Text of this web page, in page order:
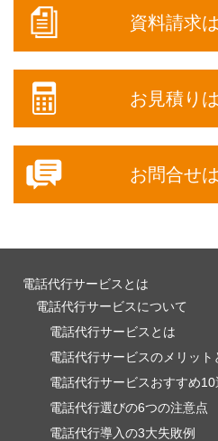
資料請求
お見積り
お問合せ
電話代行サービスとは
電話代行サービスについて
電話代行サービスとは
電話代行サービスのメリット
電話代行サービスおすすめ
電話代行選びの6つの注意点
電話代行導入の3大失敗例